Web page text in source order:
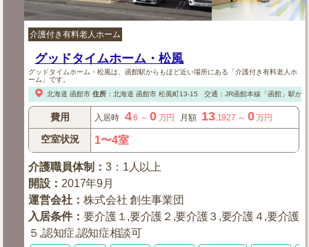
介護付き有料老人ホーム
グッドタイムホーム・松風
グッドタイムホーム・松風は、函館駅からもほど近い場所にある「介護付き有料老人ホ
ーム」です。
北海道 函館市 住所： 北海道 函館市松風町13-15 交通：JR函館本線「函館」駅か
費用 入居時 4.6 ～0 万円 月額 13.1927 ～ 0万円
空室状況 1〜4室
介護職員体制 ：3：1人以上
開設 ： 2017年9月
運営会社 ：株式会社 創生事業団
入居条件：要介護１,要介護２,要介護３,要介護４,要介護
５,認知症,認知症相談可